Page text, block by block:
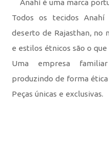
Anahí é uma marca
Todos os tecidos
deserto de Rajasthan, no
e estilos étnicos são o
Uma empresa
produzindo de forma
Peças únicas e exclusivas.